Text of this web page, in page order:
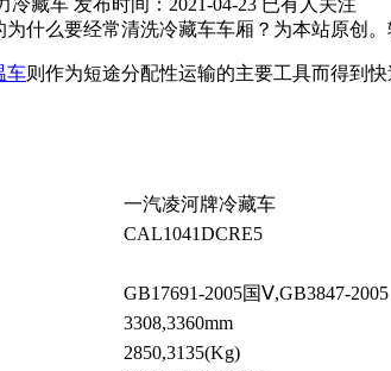
藏车 发布时间： 2021-04-23 已有人关注
什么要经常清洗冷藏车车厢？为本站原创
车则作为短途分配性运输的主要工具而得到
一汽凌河牌冷藏车
CAL1041DCRE5
GB17691-2005国Ⅴ,GB3847-2005
3308,3360mm
2850,3135(Kg)